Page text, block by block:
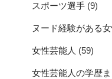
スポーツ選手 (9)
ヌード経験がある
女性芸能人 (59)
女性芸能人の学歴